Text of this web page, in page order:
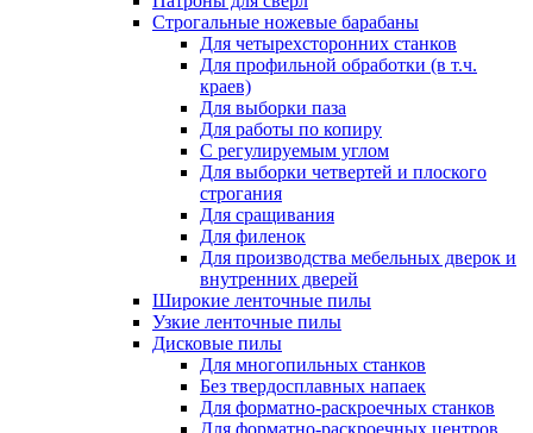
Строгальные ножевые барабаны
Для четырехсторонних станков
Для профильной обработки (в т.ч.
краев)
Для выборки паза
Для работы по копиру
С регулируемым углом
Для выборки четвертей и плоского
строгания
Для сращивания
Для филенок
Для производства мебельных дверок и
внутренних дверей
Широкие ленточные пилы
Узкие ленточные пилы
Дисковые пилы
Для многопильных станков
Без твердосплавных напаек
Для форматно-раскроечных станков